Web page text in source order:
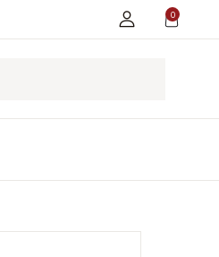
0